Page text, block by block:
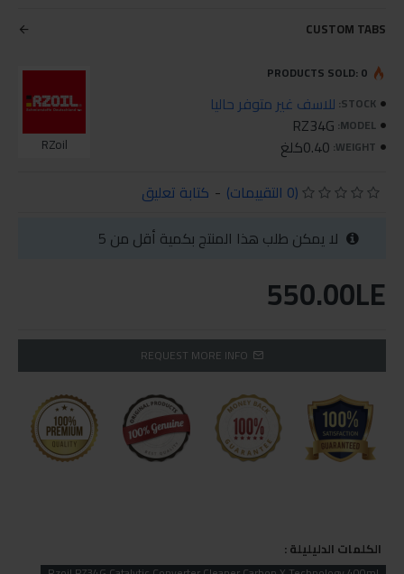
CUSTOM TABS
STOCK: للاسف غير متوفر حاليا
MODEL:
RZ34G
WEIGHT: 0.40كلغ RZoil
PRODUCTS SOLD: 0
(0 التقييمات) - كتابة تعليق
550.00LE
لا يمكن طلب هذا المنتج بكمية أقل من 5
REQUEST MORE INFO
الكلمات الدليليلة :